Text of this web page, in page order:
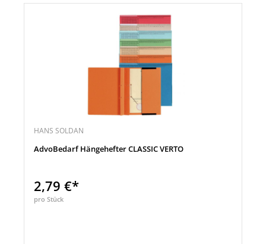
HANS SOLDAN
AdvoBedarf Hängehefter CLASSIC VERTO
2,79 €*
pro Stück